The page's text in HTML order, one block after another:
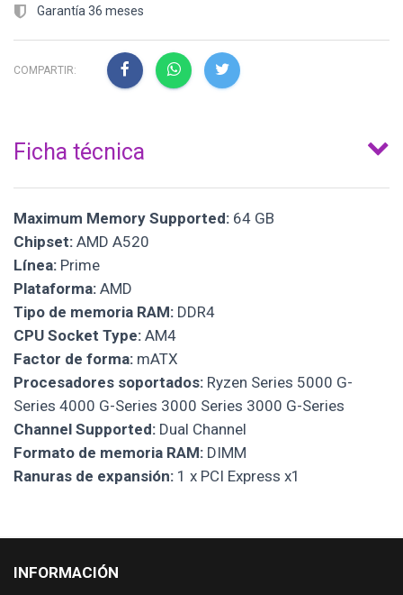
Garantía 36 meses
COMPARTIR:
Ficha técnica
Maximum Memory Supported: 64 GB
Chipset: AMD A520
Línea: Prime
Plataforma: AMD
Tipo de memoria RAM: DDR4
CPU Socket Type: AM4
Factor de forma: mATX
Procesadores soportados: Ryzen Series 5000 G-
Series 4000 G-Series 3000 Series 3000 G-Series
Channel Supported: Dual Channel
Formato de memoria RAM: DIMM
Ranuras de expansión: 1 x PCI Express x1
INFORMACIÓN